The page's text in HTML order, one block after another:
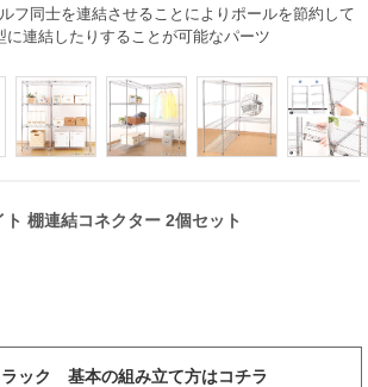
フ同士を連結させることによりポールを節約して
に連結したりすることが可能なパーツ
棚連結コネクター 2個セット
ラック 基本の組み立て方はコチラ